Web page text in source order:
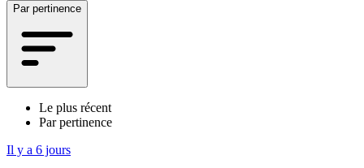
Par pertinence
Le plus récent
Par pertinence
Il y a 6 jours